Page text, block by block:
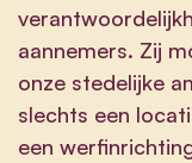
aannemers. Zij
onze stedelijke
slechts een
een